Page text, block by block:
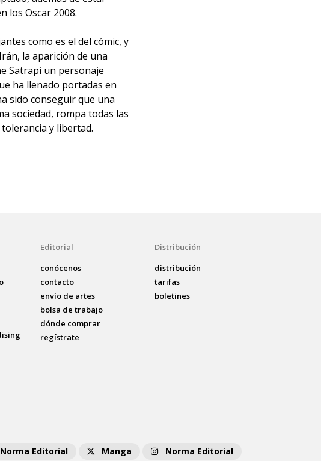
los Oscar 2008.
como es el del cómic, y
la aparición de una
Satrapi un personaje
ha llenado portadas en
sido conseguir que una
sociedad, rompa todas las
y libertad.
Editorial
conócenos
contacto
envío de artes
bolsa de trabajo
dónde comprar
regístrate
Distribución
distribución
tarifas
boletines
Norma Editorial Manga Norma Editorial